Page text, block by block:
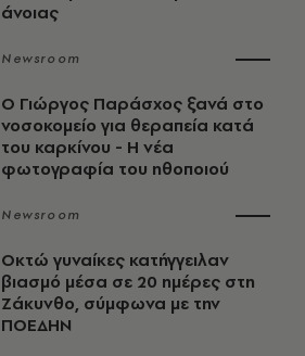
άνοιας
Newsroom
O Γιώργος Παράσχος ξανά στο
νοσοκομείο για θεραπεία κατά
του καρκίνου - Η νέα
φωτογραφία του ηθοποιού
Newsroom
Οκτώ γυναίκες κατήγγειλαν
βιασμό μέσα σε 20 ημέρες στη
Ζάκυνθο, σύμφωνα με την
ΠΟΕΔΗΝ